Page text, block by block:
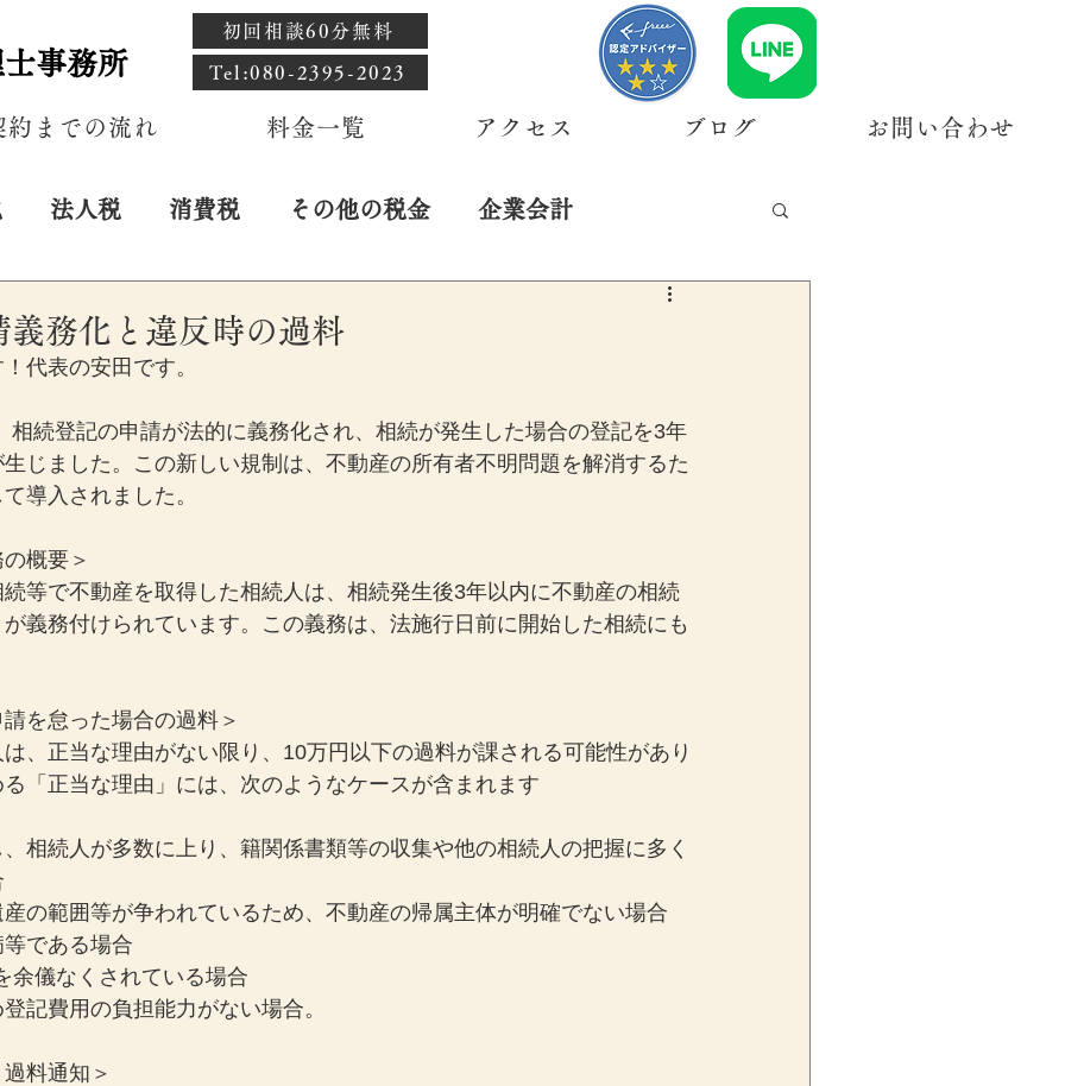
事務所
初回相談60分無料
​Tel:080-2395-2023
約までの流れ 料金一覧 アクセス ブログ お問い合わせ
法人税 消費税 その他の税金 企業会計
義務化と違反時の過料
代表の安田です。
相続登記の申請が法的に義務化され、相続が発生した場合の登記を3年
じました。この新しい規制は、不動産の所有者不明問題を解消するた
導入されました。
概要＞
等で不動産を取得した相続人は、相続発生後3年以内に不動産の相続
義務付けられています。この義務は、法施行日前に開始した相続にも
を怠った場合の過料＞
、正当な理由がない限り、10万円以下の過料が課される可能性があり
「正当な理由」には、次のようなケースが含まれます
相続人が多数に上り、籍関係書類等の収集や他の相続人の把握に多く
の範囲等が争われているため、不動産の帰属主体が明確でない場合
である場合
儀なくされている場合
記費用の負担能力がない場合。
料通知＞